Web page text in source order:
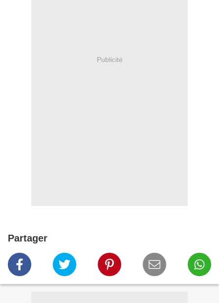
Publicité
Partager